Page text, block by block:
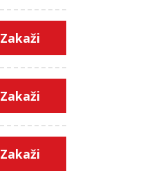
Zakaži
Zakaži
Zakaži